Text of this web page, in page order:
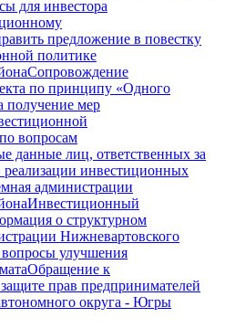
для инвестора
предложение в повестку
политике
Сопровождение
по принципу «Одного
получение мер
вопросам
данные лиц, ответственных за
реализации инвестиционных
администрации
Инвестиционный
о структурном
Нижневартовского
улучшения
Обращение к
прав предпринимателей
округа - Югры